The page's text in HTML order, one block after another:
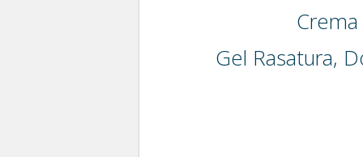
Gel Rasatura,